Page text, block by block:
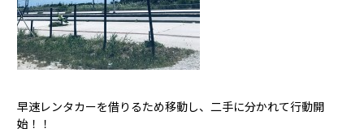
早速レンタカーを借りるため移動し、二手に分かれて行動開
始！！